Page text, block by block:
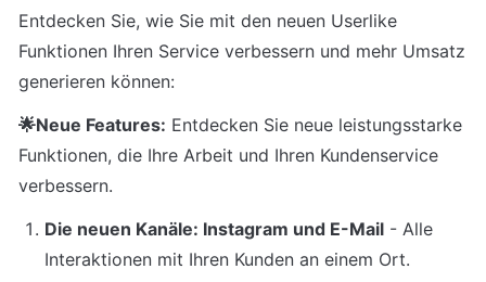
Entdecken Sie, wie Sie mit den neuen Userlike
Funktionen Ihren Service verbessern und mehr Umsatz
generieren können:
🌟Neue Features: Entdecken Sie neue leistungsstarke
Funktionen, die Ihre Arbeit und Ihren Kundenservice
verbessern.
Die neuen Kanäle: Instagram und E-Mail - Alle
Interaktionen mit Ihren Kunden an einem Ort.